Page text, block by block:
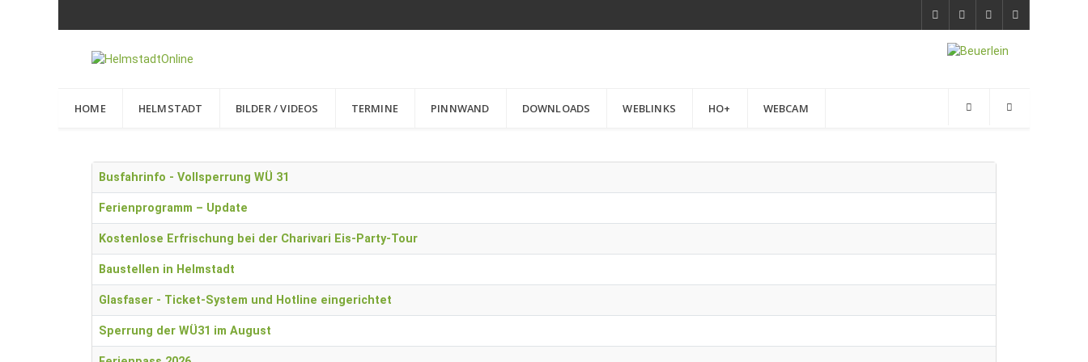
HOME HELMSTADT BILDER / VIDEOS TERMINE PINNWAND DOWNLOADS WEBLINKS HO+ WEBCAM
Beiträge
Titel
Busfahrinfo - Vollsperrung WÜ 31
Ferienprogramm – Update
Kostenlose Erfrischung bei der Charivari Eis-Party-Tour
Baustellen in Helmstadt
Glasfaser - Ticket-System und Hotline eingerichtet
Sperrung der WÜ31 im August